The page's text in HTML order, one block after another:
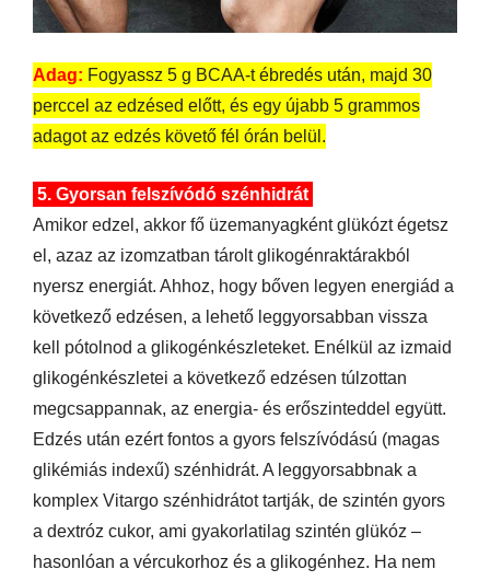
Adag: Fogyassz 5 g BCAA-t ébredés után, majd 30
perccel az edzésed előtt, és egy újabb 5 grammos
adagot az edzés követő fél órán belül.
5. Gyorsan felszívódó szénhidrát
Amikor edzel, akkor fő üzemanyagként glükózt égetsz
el, azaz az izomzatban tárolt glikogénraktárakból
nyersz energiát. Ahhoz, hogy bőven legyen energiád a
következő edzésen, a lehető leggyorsabban vissza
kell pótolnod a glikogénkészleteket. Enélkül az izmaid
glikogénkészletei a következő edzésen túlzottan
megcsappannak, az energia- és erőszinteddel együtt.
Edzés után ezért fontos a gyors felszívódású (magas
glikémiás indexű) szénhidrát. A leggyorsabbnak a
komplex Vitargo szénhidrátot tartják, de szintén gyors
a dextróz cukor, ami gyakorlatilag szintén glükóz –
hasonlóan a vércukorhoz és a glikogénhez. Ha nem